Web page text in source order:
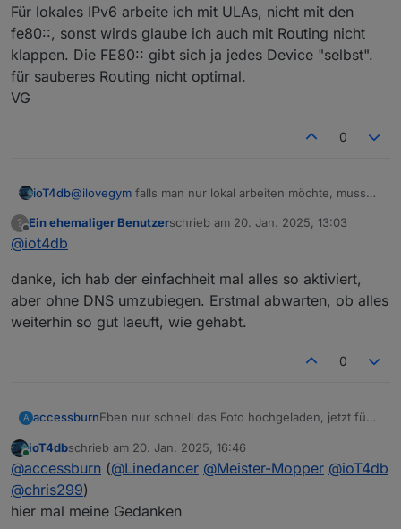
Die WAN-Schnittstelle bekommt die IPv6 per
Für lokales IPv6 arbeite ich mit ULAs, nicht mit den
fe80::, sonst wirds glaube ich auch mit Routing nicht
klappen. Die FE80:: gibt sich ja jedes Device "selbst".
für sauberes Routing nicht optimal.
VG
0
ioT4db@ilovegym falls man nur lokal arbeiten möchte, muss
oder setzt das die UDM voraus?
klappen. Die FE80:: gibt sich ja jedes Device "selbst".
für sauberes Routing nicht optimal.
?
Offline
Ein ehemaliger Benutzerschrieb am 20. Jan. 2025, 13:03
zuletzt editiert von
@iot4db
danke, ich hab der einfachheit mal alles so aktiviert,
aber ohne DNS umzubiegen. Erstmal abwarten, ob alles
weiterhin so gut laeuft, wie gehabt.
0
A accessburnEben nur schnell das Foto hochgeladen, jetzt füge
Der erste Stammtisch in Ffm war, aus meiner Sicht,
ein voller Erfolg. Wir haben, denke ich, alle etwas
haben viel erzählt, präsentiert und Erfahrungen
ausgetauscht. Ich danke allen anwesenden und
organisieren und hoffe auf reges erscheinen.
Wie sollen wir weiter vorgehen? Wochenende?
ioT4dbschrieb am 20. Jan. 2025, 16:46
zuletzt editiert von
@accessburn (@Linedancer @Meister-Mopper @ioT4db
@chris299)
hier mal meine Gedanken